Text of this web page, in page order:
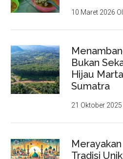
10 Maret 2026
Bukan
Hijau
Sumatra
21 Oktober 2025
Tradisi